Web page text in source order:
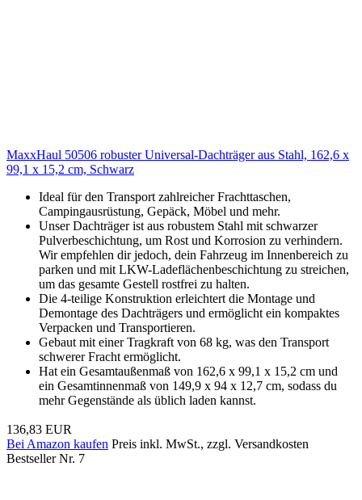
MaxxHaul 50506 robuster Universal-Dachträger aus Stahl, 162,6 x
99,1 x 15,2 cm, Schwarz
Ideal für den Transport zahlreicher Frachttaschen,
Campingausrüstung, Gepäck, Möbel und mehr.
Unser Dachträger ist aus robustem Stahl mit schwarzer
Pulverbeschichtung, um Rost und Korrosion zu verhindern.
Wir empfehlen dir jedoch, dein Fahrzeug im Innenbereich zu
parken und mit LKW-Ladeflächenbeschichtung zu streichen,
um das gesamte Gestell rostfrei zu halten.
Die 4-teilige Konstruktion erleichtert die Montage und
Demontage des Dachträgers und ermöglicht ein kompaktes
Verpacken und Transportieren.
Gebaut mit einer Tragkraft von 68 kg, was den Transport
schwerer Fracht ermöglicht.
Hat ein Gesamtaußenmaß von 162,6 x 99,1 x 15,2 cm und
ein Gesamtinnenmaß von 149,9 x 94 x 12,7 cm, sodass du
mehr Gegenstände als üblich laden kannst.
136,83 EUR
Bei Amazon kaufen Preis inkl. MwSt., zzgl. Versandkosten
Bestseller Nr. 7